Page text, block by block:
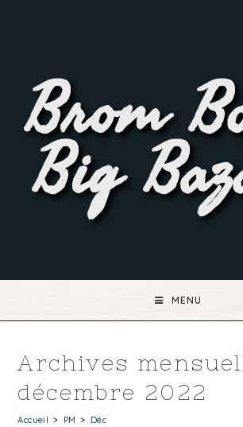
Brom
Big
MENU
Archives
décembre 2022
Accueil > PM > Déc